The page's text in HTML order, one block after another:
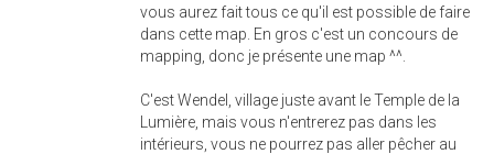
vous aurez fait tous ce qu'il est possible de faire
dans cette map. En gros c'est un concours de
mapping, donc je présente une map ^^.
C'est Wendel, village juste avant le Temple de la
Lumière, mais vous n'entrerez pas dans les
intérieurs, vous ne pourrez pas aller pêcher au